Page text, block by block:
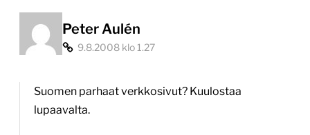
Peter Aulén
9.8.2008 klo 1.27
Suomen parhaat verkkosivut? Kuulostaa
lupaavalta.